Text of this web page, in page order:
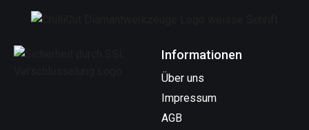
Informationen
Über uns
Impressum
AGB